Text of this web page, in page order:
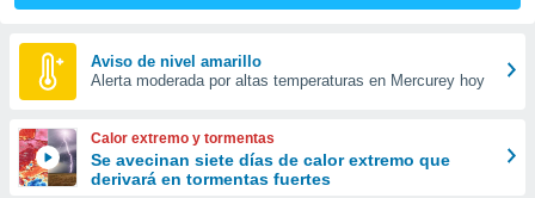
y
forma
digital
basada
Aviso de nivel amarillo
Alerta moderada por altas temperaturas en Mercurey hoy
Calor extremo y tormentas
Se avecinan siete días de calor extremo que
derivará en tormentas fuertes